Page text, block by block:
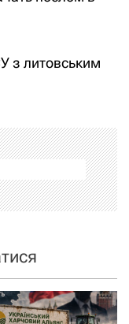
з литовським